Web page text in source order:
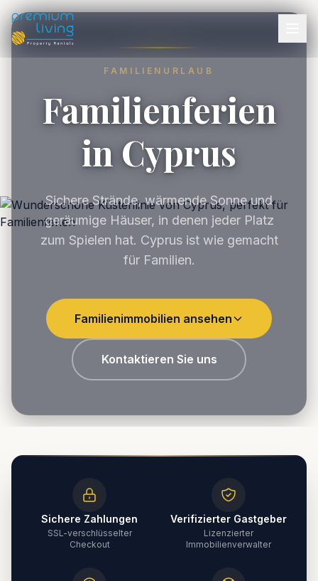
FAMILIENURLAUB
Familienferien
in Cyprus
Sichere Strände, wärmende Sonne und
geräumige Häuser, in denen jeder Platz
zum Spielen hat. Cyprus ist wie gemacht
für Familien.
Familienimmobilien ansehen
Kontaktieren Sie uns
Sichere Zahlungen
SSL-verschlüsselter
Checkout
Verifizierter Gastgeber
Lizenzierter
Immobilienverwalter